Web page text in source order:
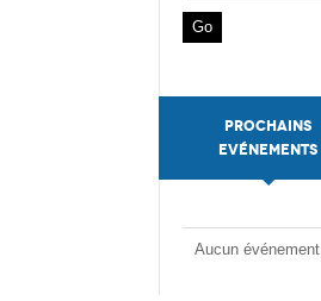
PROCHAINS
EVÉNEMENTS
Aucun événement